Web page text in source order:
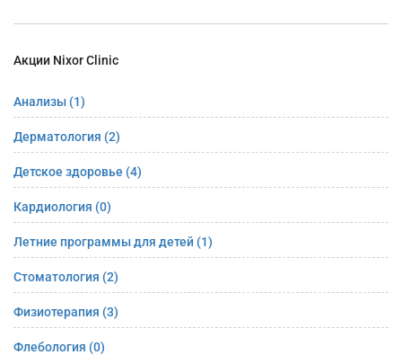
Акции Nixor Clinic
Анализы (1)
Дерматология (2)
Детское здоровье (4)
Кардиология (0)
Летние программы для детей (1)
Стоматология (2)
Физиотерапия (3)
Флебология (0)